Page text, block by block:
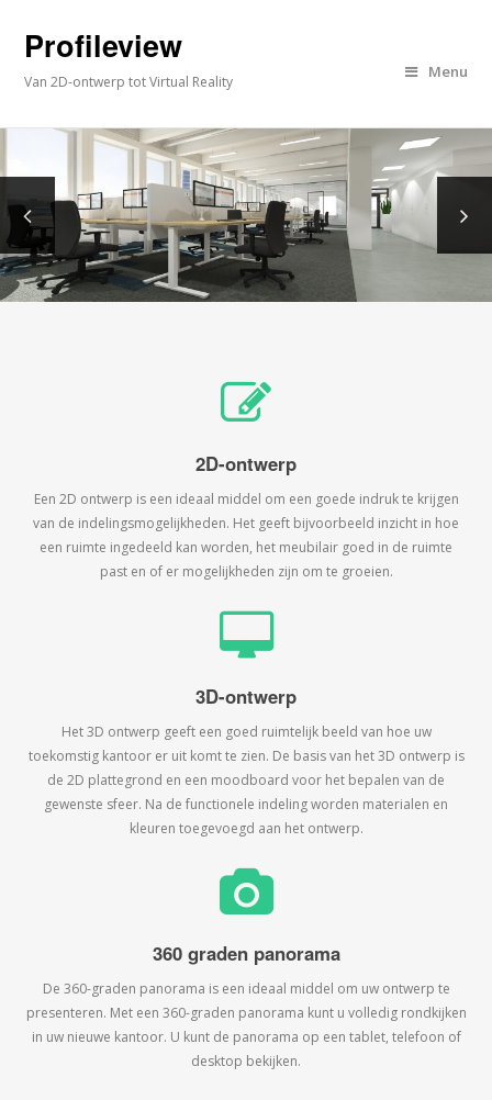
Profileview
Van 2D-ontwerp tot Virtual Reality
Menu
2D-ontwerp
Een 2D ontwerp is een ideaal middel om een goede indruk te krijgen
van de indelingsmogelijkheden. Het geeft bijvoorbeeld inzicht in hoe
een ruimte ingedeeld kan worden, het meubilair goed in de ruimte
past en of er mogelijkheden zijn om te groeien.
3D-ontwerp
Het 3D ontwerp geeft een goed ruimtelijk beeld van hoe uw
toekomstig kantoor er uit komt te zien. De basis van het 3D ontwerp is
de 2D plattegrond en een moodboard voor het bepalen van de
gewenste sfeer. Na de functionele indeling worden materialen en
kleuren toegevoegd aan het ontwerp.
360 graden panorama
De 360-graden panorama is een ideaal middel om uw ontwerp te
presenteren. Met een 360-graden panorama kunt u volledig rondkijken
in uw nieuwe kantoor. U kunt de panorama op een tablet, telefoon of
desktop bekijken.